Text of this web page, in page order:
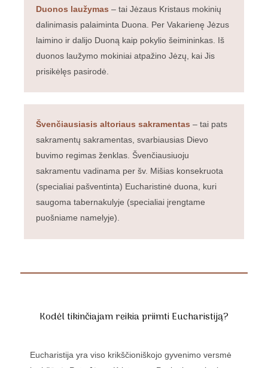
Duonos laužymas – tai Jėzaus Kristaus mokinių
dalinimasis palaiminta Duona. Per Vakarienę Jėzus
laimino ir dalijo Duoną kaip pokylio šeimininkas. Iš
duonos laužymo mokiniai atpažino Jėzų, kai Jis
prisikėlęs pasirodė.
Švenčiausiasis altoriaus sakramentas – tai pats
sakramentų sakramentas, svarbiausias Dievo
buvimo regimas ženklas. Švenčiausiuoju
sakramentu vadinama per šv. Mišias konsekruota
(specialiai pašventinta) Eucharistinė duona, kuri
saugoma tabernakulyje (specialiai įrengtame
puošniame namelyje).
Kodėl tikinčiajam reikia priimti Eucharistiją?
Eucharistija yra viso krikščioniškojo gyvenimo versmė